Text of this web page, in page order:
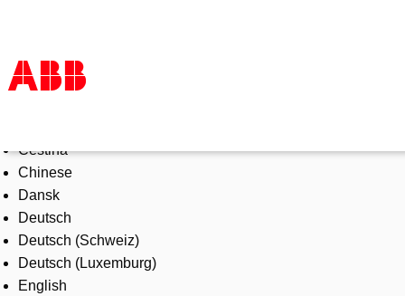
Products & Solutions
Industries
Services
About us
Where to buy
Contact us
Careers
Čeština
Chinese
Dansk
Deutsch
Deutsch (Schweiz)
Deutsch (Luxemburg)
English